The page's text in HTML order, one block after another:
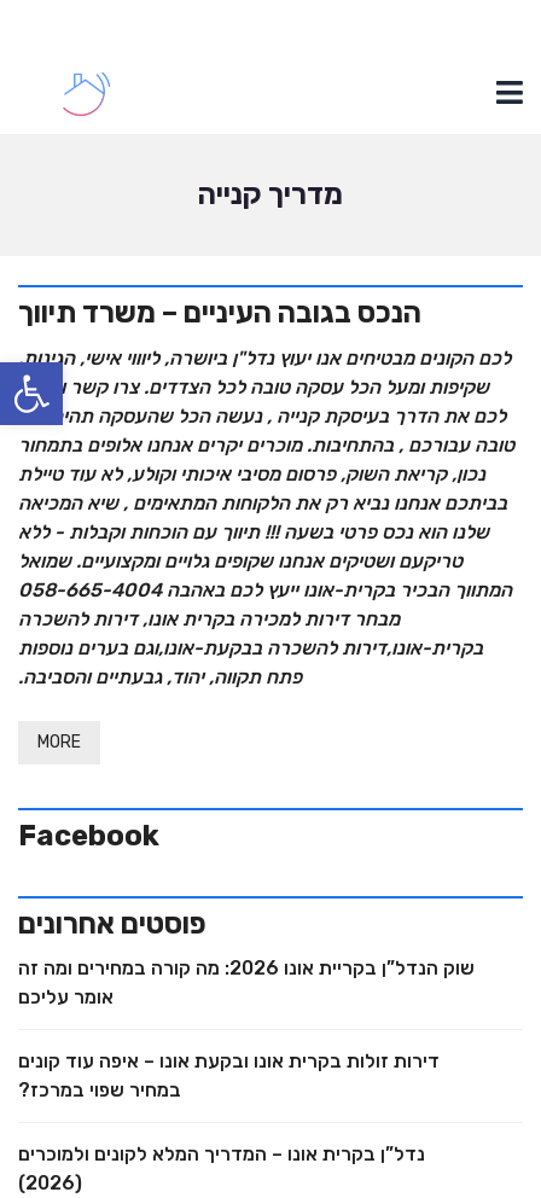
מדריך קנייה
הנכס בגובה העיניים – משרד תיווך
לכם הקונים מבטיחים אנו יעוץ נדל"ן ביושרה, ליוווי אישי, הגינות,
שקיפות ומעל הכל עסקה טובה לכל הצדדים. צרו קשר ונקצר
לכם את הדרך בעיסקת קנייה , נעשה הכל שהעסקה תהיה הכי
טובה עבורכם , בהתחיבות. מוכרים יקרים אנחנו אלופים בתמחור
נכון, קריאת השוק, פרסום מסיבי איכותי וקולע, לא עוד טיילת
בביתכם אנחנו נביא רק את הלקוחות המתאימים , שיא המכיאה
שלנו הוא נכס פרטי בשעה !!! תיווך עם הוכחות וקבלות - ללא
טריקעם ושטיקים אנחנו שקופים גלויים ומקצועיים. שמואל
המתווך הבכיר בקרית-אונו ייעץ לכם באהבה 058-665-4004
מבחר דירות למכירה בקרית אונו, דירות להשכרה
בקרית-אונו,דירות להשכרה בבקעת-אונו,וגם בערים נוספות
פתח תקווה, יהוד, גבעתיים והסביבה.
MORE
Facebook
פוסטים אחרונים
שוק הנדל”ן בקריית אונו 2026: מה קורה במחירים ומה זה
אומר עליכם
דירות זולות בקרית אונו ובקעת אונו – איפה עוד קונים
במחיר שפוי במרכז?
נדל”ן בקרית אונו – המדריך המלא לקונים ולמוכרים
(2026)
פתח סרגל נגישות